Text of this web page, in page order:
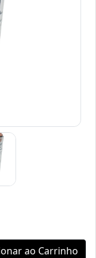
ao Carrinho